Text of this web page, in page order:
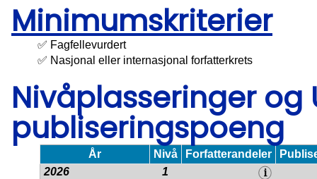
Minimumskriterier
✅ Fagfellevurdert
✅ Nasjonal eller internasjonal forfatterkrets
Nivåplasseringer og
publiseringspoeng
År Nivå Forfatterandeler
2026
1